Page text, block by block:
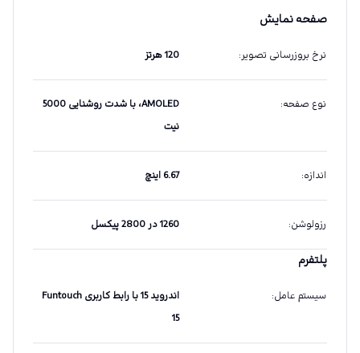
صفحه نمایش
نرخ بروزرسانی تصویر: 120 هرتز
نوع صفحه:
AMOLED، با شدت روشنایی 5000
نیت
اندازه: 6.67 اینچ
رزولوشن: 1260 در 2800 پیکسل
پلتفرم
سیستم عامل:
اندروید 15 با رابط کاربری Funtouch
15